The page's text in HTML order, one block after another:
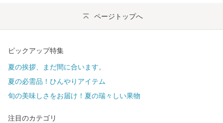
ページトップへ
ピックアップ特集
夏の挨拶、まだ間に合います。
夏の必需品！ひんやりアイテム
旬の美味しさをお届け！夏の瑞々しい果物
注目のカテゴリ